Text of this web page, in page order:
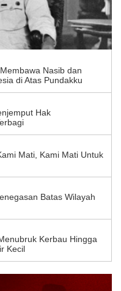
Nasib dan
di Atas Pundakku
Hak
Mati, Kami Mati Untuk
Batas Wilayah
Kerbau Hingga
Kecil